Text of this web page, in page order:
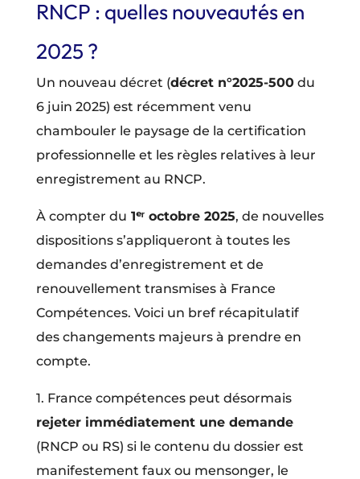
RNCP : quelles nouveautés en
2025 ?
Un nouveau décret (décret n°2025-500du
6 juin 2025) est récemment venu
chambouler le paysage de la certification
professionnelle et les règles relatives à leur
enregistrement au RNCP.
À compter du 1ᵉʳ octobre 2025, de nouvelles
dispositions s’appliqueront à toutes les
demandes d’enregistrement et de
renouvellement transmises à France
Compétences. Voici un bref récapitulatif
des changements majeurs à prendre en
compte.
1. France compétences peut désormais
rejeter immédiatement une demande
(RNCP ou RS) si le contenu du dossier est
manifestement faux ou mensonger, le